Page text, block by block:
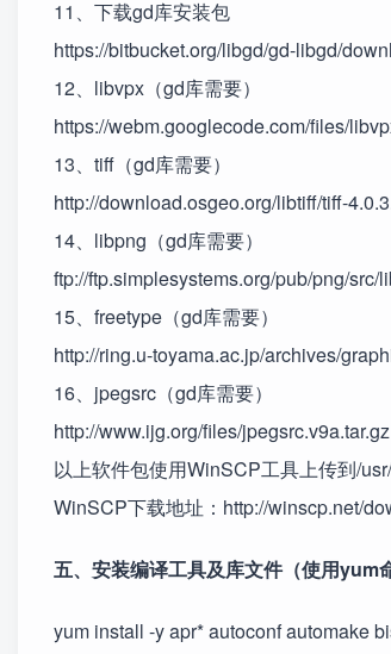
11、下载gd库安装包
https://bitbucket.org/libgd/gd-libgd/
12、libvpx（gd库需要）
https://webm.googlecode.com/files/
13、tiff（gd库需要）
http://download.osgeo.org/libtiff/tiff-
14、libpng（gd库需要）
ftp://ftp.simplesystems.org/pub/png/
15、freetype（gd库需要）
http://ring.u-toyama.ac.jp/archives/
16、jpegsrc（gd库需要）
http://www.ijg.org/files/jpegsrc.v9a.tar.gz
以上软件包使用WinSCP工具上传到/
WinSCP下载地址：http://winscp.net/
五、安装编译工具及库文件（使用yum
yum install -y apr* autoconf automake